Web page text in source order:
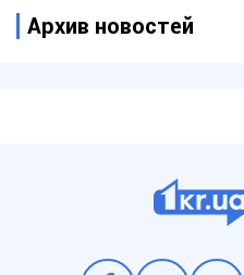
Архив новостей